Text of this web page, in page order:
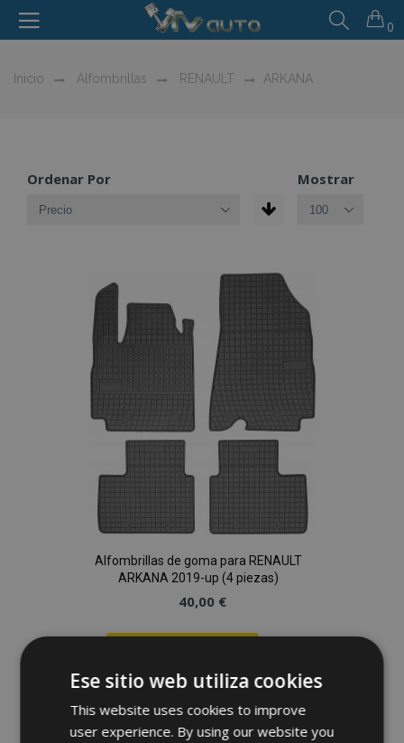
0
Inicio Alfombrillas RENAULT ARKANA
Ordenar Por Mostrar
Alfombrillas de goma para RENAULT
ARKANA 2019-up (4 piezas)
40,00 €
Añadir
a la
Ese sitio web utiliza cookies
This website uses cookies to improve
user experience. By using our website you